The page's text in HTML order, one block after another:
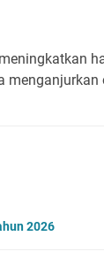
menganjurkan
2026